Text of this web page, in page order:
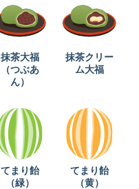
抹茶大福
（つぶあ
ん）
抹茶クリー
ム大福
てまり飴
（緑）
てまり飴
（黄）